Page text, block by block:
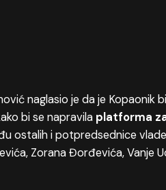
naglasio je da je Kopaonik
bi se napravila platforma
ostalih i potpredsednice
Zorana Đorđevića, Vanje